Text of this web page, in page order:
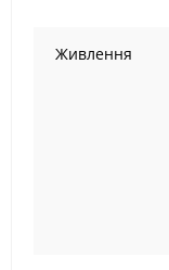
Живлення